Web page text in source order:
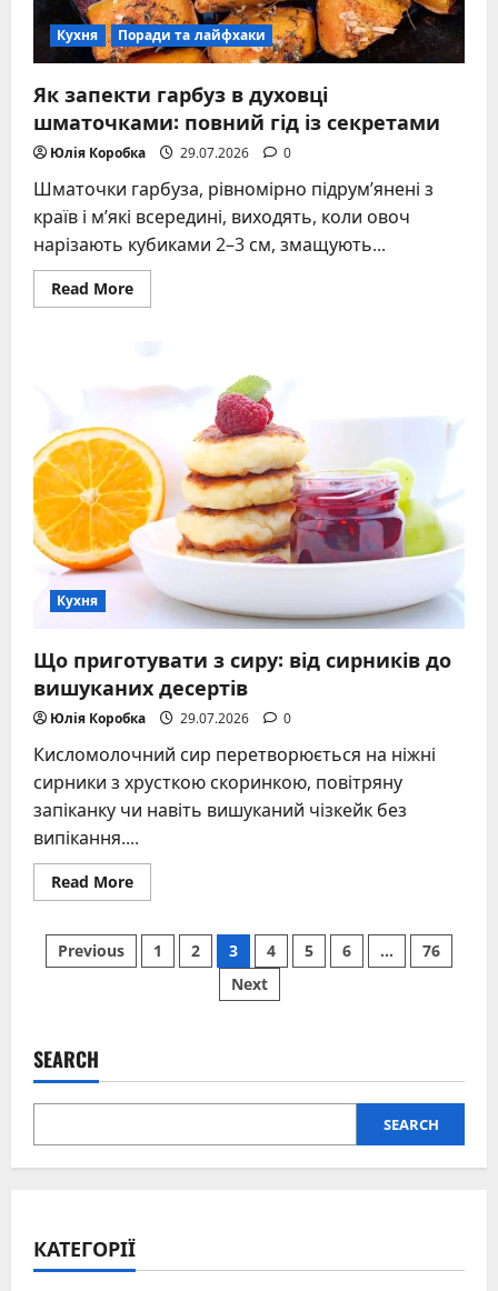
Кухня Поради та лайфхаки
Як запекти гарбуз в духовці
шматочками: повний гід із секретами
Юлія Коробка 29.07.2026 0
Шматочки гарбуза, рівномірно підрум’янені з
країв і м’які всередині, виходять, коли овоч
нарізають кубиками 2–3 см, змащують...
Read MoreRead
more
духовці
шматочками:
гід
із
секретами
Кухня
Що приготувати з сиру: від сирників до
вишуканих десертів
Юлія Коробка 29.07.2026 0
Кисломолочний сир перетворюється на ніжні
сирники з хрусткою скоринкою, повітряну
запіканку чи навіть вишуканий чізкейк без
випікання....
Read MoreRead
more
приготувати
сиру:
Posts
Previous 1 2 3 4 5 6 …
76
Next
SEARCH
SEARCH
КАТЕГОРІЇ